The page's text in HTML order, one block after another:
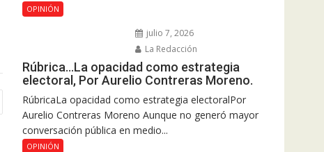
OPINIÓN
julio 7, 2026
La Redacción
Rúbrica…La opacidad como estrategia
electoral, Por Aurelio Contreras Moreno.
RúbricaLa opacidad como estrategia electoralPor
Aurelio Contreras Moreno Aunque no generó mayor
conversación pública en medio...
OPINIÓN